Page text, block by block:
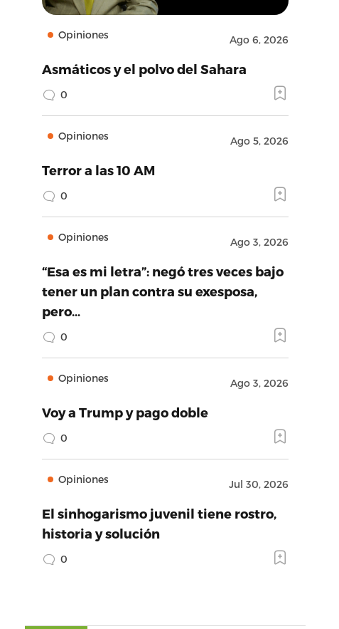
Opiniones Ago 6, 2026
Asmáticos y el polvo del Sahara
0
Opiniones Ago 5, 2026
Terror a las 10 AM
0
Opiniones Ago 3, 2026
“Esa es mi letra”: negó tres veces bajo
tener un plan contra su exesposa,
pero…
0
Opiniones Ago 3, 2026
Voy a Trump y pago doble
0
Opiniones Jul 30, 2026
El sinhogarismo juvenil tiene rostro,
historia y solución
0